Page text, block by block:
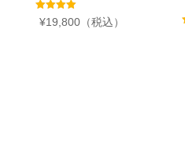
5段階中
4.38
¥19,800（税込）